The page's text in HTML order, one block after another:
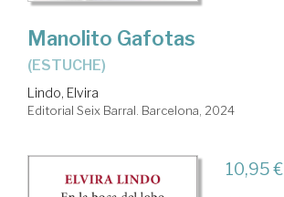
Manolito Gafotas
(ESTUCHE)
Lindo, Elvira
Editorial Seix Barral. Barcelona, 2024
10,95 €